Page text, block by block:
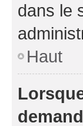
dans le
Haut